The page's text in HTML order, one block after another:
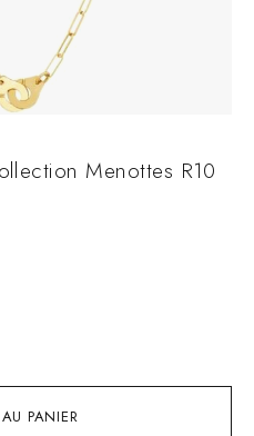
PANIER
Menottes R10